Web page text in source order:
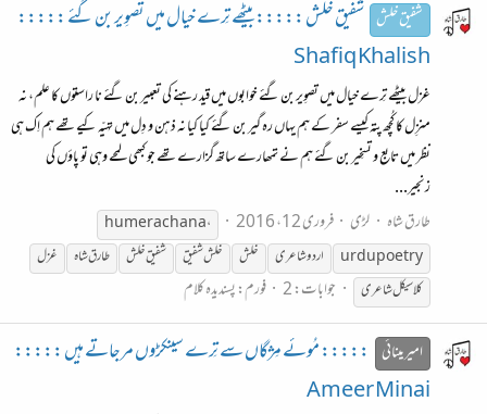
شفیق خلش شفیق خلش ::::: بیٹھے تِرے خیال میں تصوِیر بن گئے :::::
Shafiq Khalish
غزل بیٹھے تِرے خیال میں تصوِیر بن گئے خوابوں میں قید رہنے کی تعبیر بن گئے نا راستوں کا علم، نہ
منزِل کا کُچھ پتہ کیسے سفر کے ہم یہاں رہ گیر بن گئے کیا کیا نہ ذہن و دِل میں تہیّہ کیے تھے ہم اِک ہی
نظر میں تابع و تسخِیر بن گئے ہم نے تمھارے ساتھ گزارے تھے جو کبھی لمحے وہی تو پاؤں کی
زنجیر...
طارق شاہ
لڑی فروری 12، 2016
humera chana،
urdupoetry
اردو شاعری خلش خلش شفیق شفیق خلش طارق شاہ
غزل
کلاسیکل شاعری
جوابات: 2 فورم:پسندیدہ کلام
امیر مینائی ::::: مُوئے مِژگاں سے تِرے سینکڑوں مرجاتے ہیں :::::
Ameer Minai